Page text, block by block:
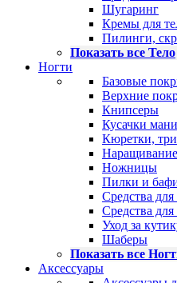
Шугаринг
Кремы для
Пилинги,
Показать все Тело
Ногти
Базовые
Верхние
Книпсеры
Кусачки
Кюретки,
Наращивание
Ножницы
Пилки и
Средства
Средства
Уход за
Шаберы
Показать все
Аксессуары